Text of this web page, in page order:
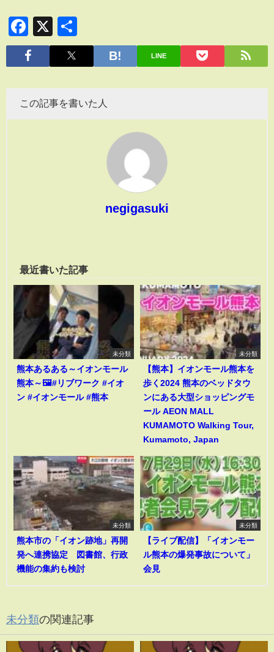
Facebook
X
有
LINE
この記事を書いた人
negigasuki
最近書いた記事
未分類
熊本あるある～イオンモール
熊本～🖼️#リブワーク #イオ
ン #イオンモール #熊本
未分類
【熊本】イオンモール熊本を
歩く2024 熊本のベッドタウ
ンにある大型ショッピングモ
ール AEON MALL
KUMAMOTO Walking Tour,
Kumamoto, Japan
未分類
熊本市の「イオン跡地」再開
発へ連携協定 図書館、行政
機能の集約も検討
未分類
【ライブ配信】「イオンモー
ル熊本の爆発事故について」
会見
未分類の関連記事